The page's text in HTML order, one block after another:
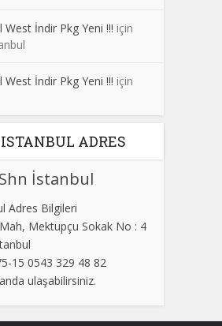
West İndir Pkg Yeni !!! için
West İndir Pkg Yeni !!! için
ADRES
Shn İstanbul
Adres Bilgileri
Mektupçu Sokak No : 4
15 0543 329 48 82
ulaşabilirsiniz.